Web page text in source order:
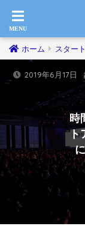
ホーム スター
時
ト
2019年6月17日